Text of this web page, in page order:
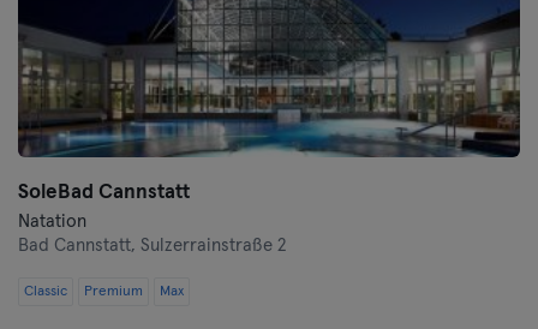
SoleBad Cannstatt
Natation
Bad Cannstatt, Sulzerrainstraße 2
Classic Premium Max